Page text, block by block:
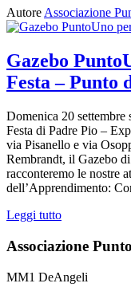
Autore Associazione
Gazebo
Festa – Punto
Domenica 20
Festa di Padre Pio –
via Pisanello e via
Rembrandt, il Gazebo
racconteremo le nostre
dell’Apprendimento:
Leggi tutto
Associazione
MM1 DeAngeli